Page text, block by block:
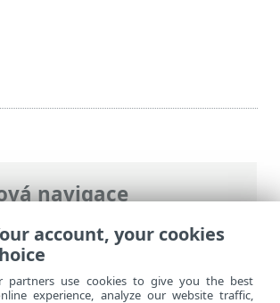
navigace
nápověda> ESET PROTECT
Začínáme
account, your cookies
partners use cookies to give you the best
experience, analyze our website traffic,